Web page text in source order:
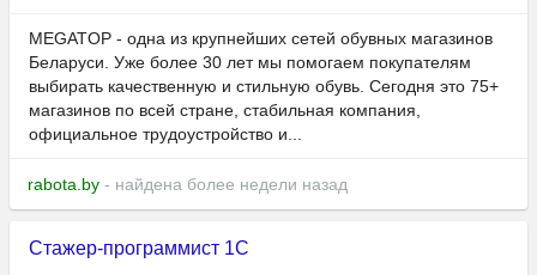
MEGATOP - одна из крупнейших сетей обувных магазинов
Беларуси. Уже более 30 лет мы помогаем покупателям
выбирать качественную и стильную обувь. Сегодня это 75+
магазинов по всей стране, стабильная компания,
официальное трудоустройство и...
rabota.by - найдена более недели назад
Стажер-программист 1С